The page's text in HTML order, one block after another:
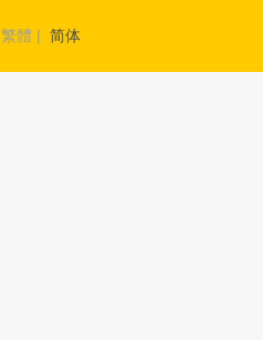
繁體 | 简体